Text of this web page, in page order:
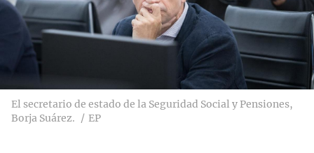
El secretario de estado de la Seguridad Social y Pensiones,
Borja Suárez.
EP